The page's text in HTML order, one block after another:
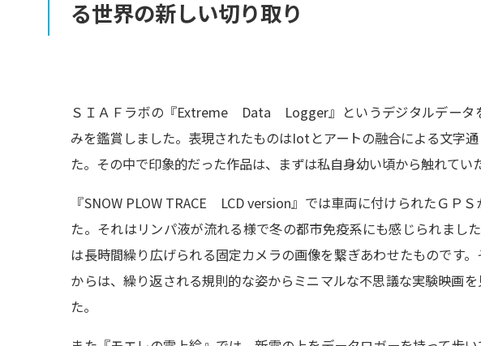
る世界の新しい切り取り
ＳＩＡＦラボの『Extreme Data Logger』というデジタルデータ
みを鑑賞しました。 表現されたものはIotとアートの融合による文字
た。その中で印象的だった作品は、まずは私自身幼い頃から触れてい
『SNOW PLOW TRACE LCD version』では車両に付けられたＧＰ
た。それはリンパ液が流れる様で冬の都市免疫系にも感じられまし
は長時間繰り広げられる固定カメラの画像を繋ぎあわせたものです。
からは、繰り返される規則的な姿からミニマルな不思議な実験映画
た。